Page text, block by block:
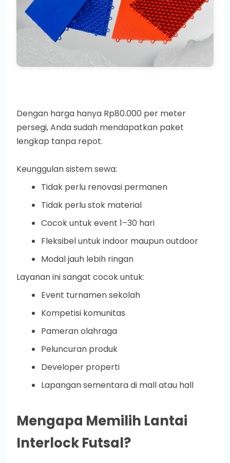
Dengan harga hanya Rp80.000 per meter
persegi, Anda sudah mendapatkan paket
lengkap tanpa repot.
Keunggulan sistem sewa:
Tidak perlu renovasi permanen
Tidak perlu stok material
Cocok untuk event 1–30 hari
Fleksibel untuk indoor maupun outdoor
Modal jauh lebih ringan
Layanan ini sangat cocok untuk:
Event turnamen sekolah
Kompetisi komunitas
Pameran olahraga
Peluncuran produk
Developer properti
Lapangan sementara di mall atau hall
Mengapa Memilih Lantai
Interlock Futsal?